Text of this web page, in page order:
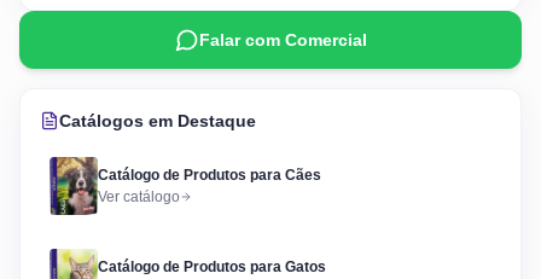
Falar com Comercial
Catálogos em Destaque
Catálogo de Produtos para Cães
Ver catálogo
Catálogo de Produtos para Gatos